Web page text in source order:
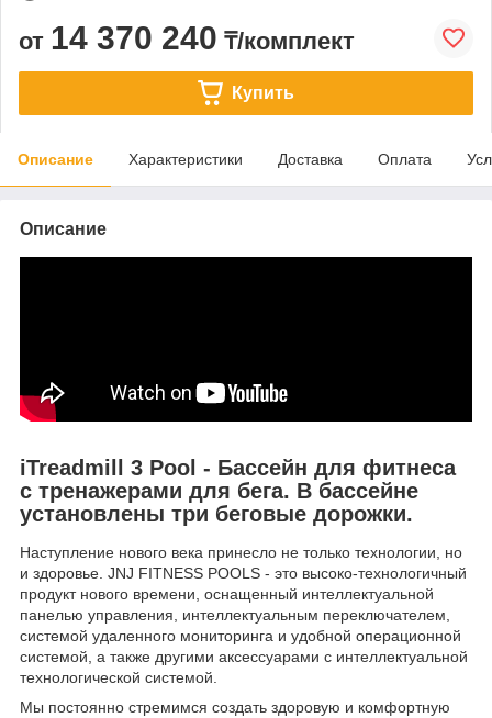
от 14 370 240 ₸/комплект
Купить
Описание Характеристики Доставка Оплата
Описание
iTreadmill 3 Pool - Бассейн для фитнеса
с тренажерами для бега. В бассейне
установлены три беговые дорожки.
Наступление нового века принесло не только технологии, но
и здоровье. JNJ FITNESS POOLS - это высоко-технологичный
продукт нового времени, оснащенный интеллектуальной
панелью управления, интеллектуальным переключателем,
системой удаленного мониторинга и удобной операционной
системой, а также другими аксессуарами с интеллектуальной
технологической системой.
Мы постоянно стремимся создать здоровую и комфортную